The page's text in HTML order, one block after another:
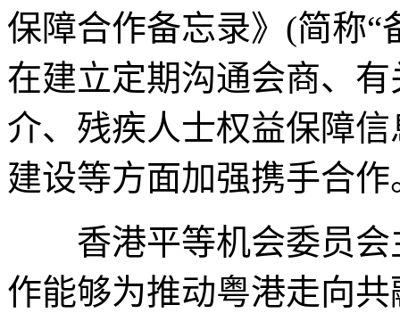
保障合作备忘录》(简称“
在建立定期沟通会商、
介、残疾人士权益保障
建设等方面加强携手合作
香港平等机会委员会
作能够为推动粤港走向